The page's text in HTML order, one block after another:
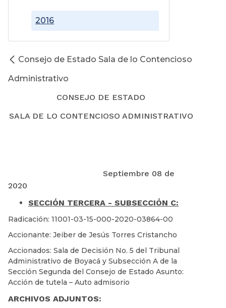
2016
Consejo de Estado Sala de lo Contencioso
Administrativo
CONSEJO DE ESTADO
SALA DE LO CONTENCIOSO ADMINISTRATIVO
Septiembre 08 de
2020
SECCIÓN TERCERA - SUBSECCIÓN C:
Radicación: 11001-03-15-000-2020-03864-00
Accionante: Jeiber de Jesús Torres Cristancho
Accionados: Sala de Decisión No. 5 del Tribunal
Administrativo de Boyacá y Subsección A de la
Sección Segunda del Consejo de Estado Asunto:
Acción de tutela – Auto admisorio
ARCHIVOS ADJUNTOS: